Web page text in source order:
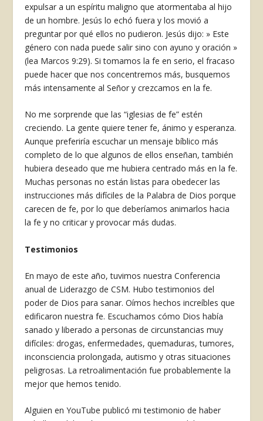
expulsar a un espíritu maligno que atormentaba al hijo
de un hombre. Jesús lo echó fuera y los movió a
preguntar por qué ellos no pudieron. Jesús dijo: » Este
género con nada puede salir sino con ayuno y oración »
(lea Marcos 9:29). Si tomamos la fe en serio, el fracaso
puede hacer que nos concentremos más, busquemos
más intensamente al Señor y crezcamos en la fe.
No me sorprende que las “iglesias de fe” estén
creciendo. La gente quiere tener fe, ánimo y esperanza.
Aunque preferiría escuchar un mensaje bíblico más
completo de lo que algunos de ellos enseñan, también
hubiera deseado que me hubiera centrado más en la fe.
Muchas personas no están listas para obedecer las
instrucciones más difíciles de la Palabra de Dios porque
carecen de fe, por lo que deberíamos animarlos hacia
la fe y no criticar y provocar más dudas.
Testimonios
En mayo de este año, tuvimos nuestra Conferencia
anual de Liderazgo de CSM. Hubo testimonios del
poder de Dios para sanar. Oímos hechos increíbles que
edificaron nuestra fe. Escuchamos cómo Dios había
sanado y liberado a personas de circunstancias muy
difíciles: drogas, enfermedades, quemaduras, tumores,
inconsciencia prolongada, autismo y otras situaciones
peligrosas. La retroalimentación fue probablemente la
mejor que hemos tenido.
Alguien en YouTube publicó mi testimonio de haber